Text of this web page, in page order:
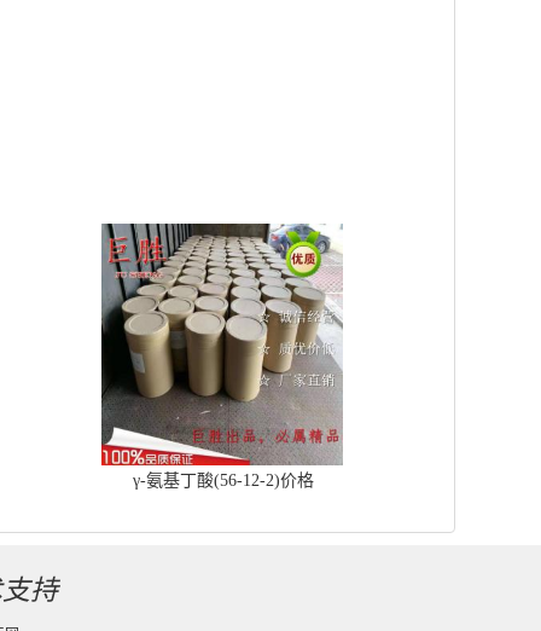
γ-氨基丁酸(56-12-2)价格
持